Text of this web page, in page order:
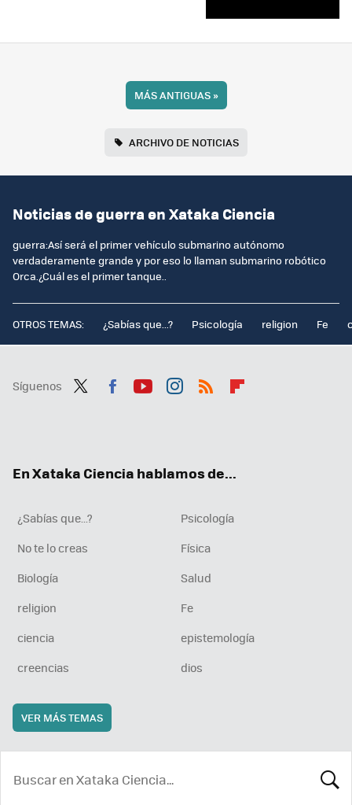
MÁS ANTIGUAS»
ARCHIVO DE NOTICIAS
Noticias de guerra en Xataka Ciencia
guerra:Así será el primer vehículo submarino autónomo
verdaderamente grande y por eso lo llaman submarino robótico
Orca.¿Cuál es el primer tanque..
OTROS TEMAS: ¿Sabías que...? Psicología religion Fe
Síguenos
En Xataka Ciencia hablamos de...
¿Sabías que...?
Psicología
No te lo creas
Física
Biología
Salud
religion
Fe
ciencia
epistemología
creencias
dios
VER MÁS TEMAS